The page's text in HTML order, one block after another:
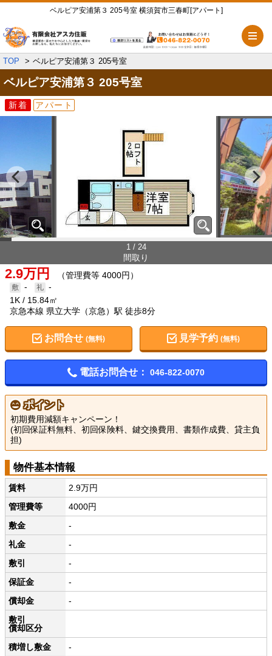
ベルピア安浦第３ 205号室 横須賀市三春町[アパート]
TOP ベルピア安浦第３ 205号室
ベルピア安浦第３ 205号室
新着 アパート
1 / 24
間取り
2.9万円 （管理費等 4000円）
-
-
1K
15.84㎡
京急本線 県立大学（京急）駅 徒歩8分
お問合せ (無料) 見学予約(無料)
電話お問合せ： 046-822-0070
ポイント
初期費用減額キャンペーン！
(初回保証料無料、初回保険料、鍵交換費用、書類作成費、貸主負
担)
物件基本情報
賃料
2.9万円
管理費等
4000円
敷金
-
礼金
-
敷引
-
保証金
-
償却金
-
敷引
償却区分
積増し敷金
-